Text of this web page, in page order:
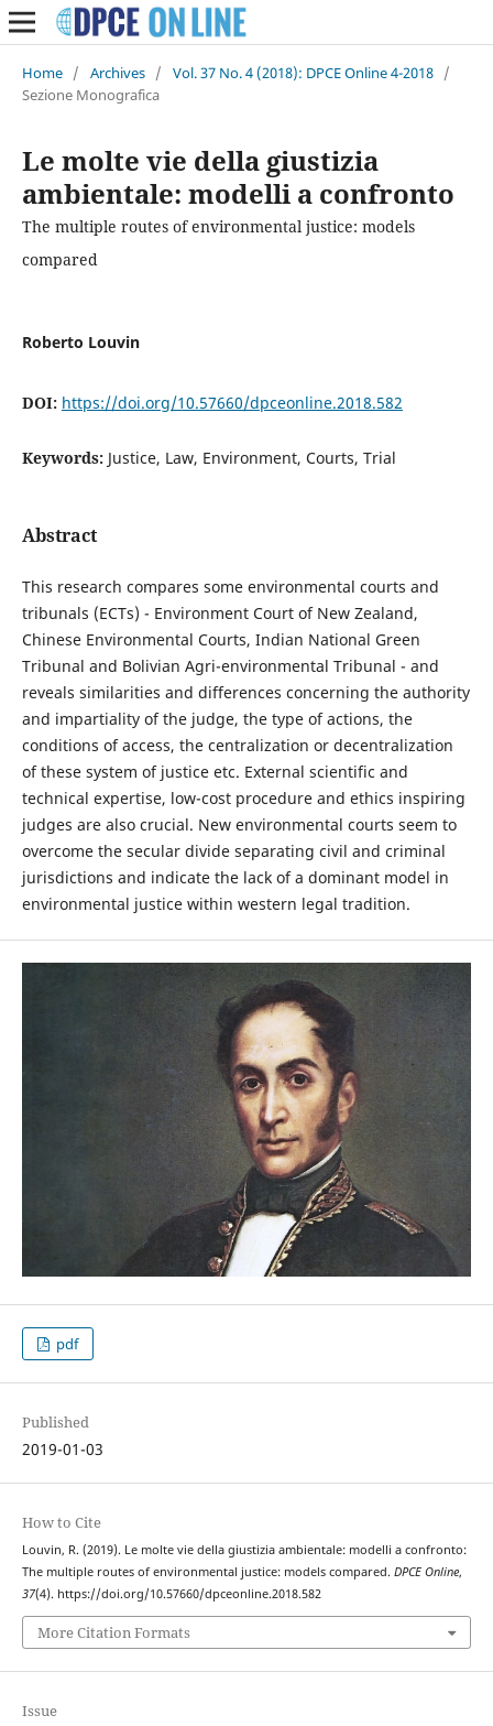
Home / Archives / Vol. 37 No. 4 (2018): DPCE Online 4-2018 /
Sezione Monografica
Le molte vie della giustizia
ambientale: modelli a confronto
The multiple routes of environmental justice: models
compared
Roberto Louvin
DOI: https://doi.org/10.57660/dpceonline.2018.582
Keywords: Justice, Law, Environment, Courts, Trial
Abstract
This research compares some environmental courts and
tribunals (ECTs) - Environment Court of New Zealand,
Chinese Environmental Courts, Indian National Green
Tribunal and Bolivian Agri-environmental Tribunal - and
reveals similarities and differences concerning the authority
and impartiality of the judge, the type of actions, the
conditions of access, the centralization or decentralization
of these system of justice etc. External scientific and
technical expertise, low-cost procedure and ethics inspiring
judges are also crucial. New environmental courts seem to
overcome the secular divide separating civil and criminal
jurisdictions and indicate the lack of a dominant model in
environmental justice within western legal tradition.
pdf
Published
2019-01-03
How to Cite
Louvin, R. (2019). Le molte vie della giustizia ambientale: modelli a confronto:
The multiple routes of environmental justice: models compared. DPCE Online,
37(4). https://doi.org/10.57660/dpceonline.2018.582
More Citation Formats
Issue